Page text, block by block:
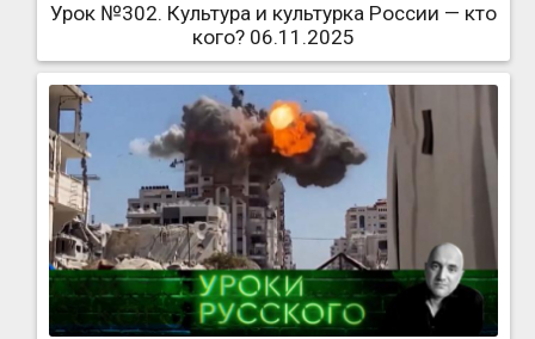
Урок №302. Культура и культурка России — кто
кого? 06.11.2025